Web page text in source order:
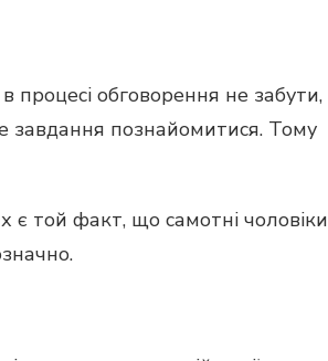
процесі обговорення не забути,
познайомитися. Тому
є той факт, що самотні чоловіки